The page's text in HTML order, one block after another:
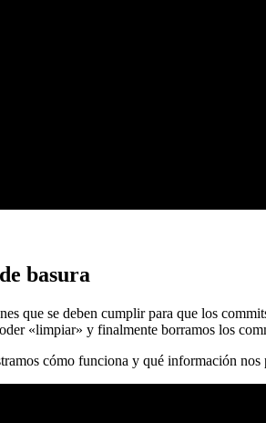
basura
que se deben cumplir para que los
«limpiar» y finalmente borramos los
cómo funciona y qué información nos